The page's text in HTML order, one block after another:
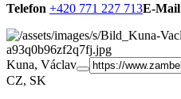
Telefon +420 771 227 713E-Mail
Kuna, Václav
CZ, SK